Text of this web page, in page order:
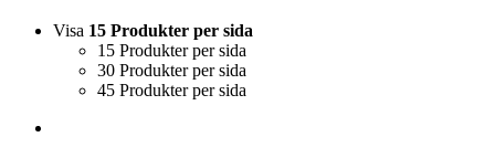
Visa 15 Produkter per sida
15 Produkter per sida
30 Produkter per sida
45 Produkter per sida